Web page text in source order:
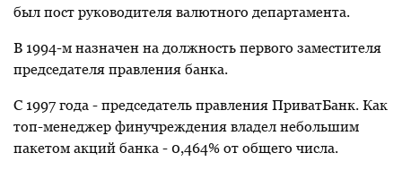
был пост руководителя валютного департамента.
В 1994-м назначен на должность первого заместителя
председателя правления банка.
С 1997 года - председатель правления ПриватБанк. Как
топ-менеджер финучреждения владел небольшим
пакетом акций банка - 0,464% от общего числа.